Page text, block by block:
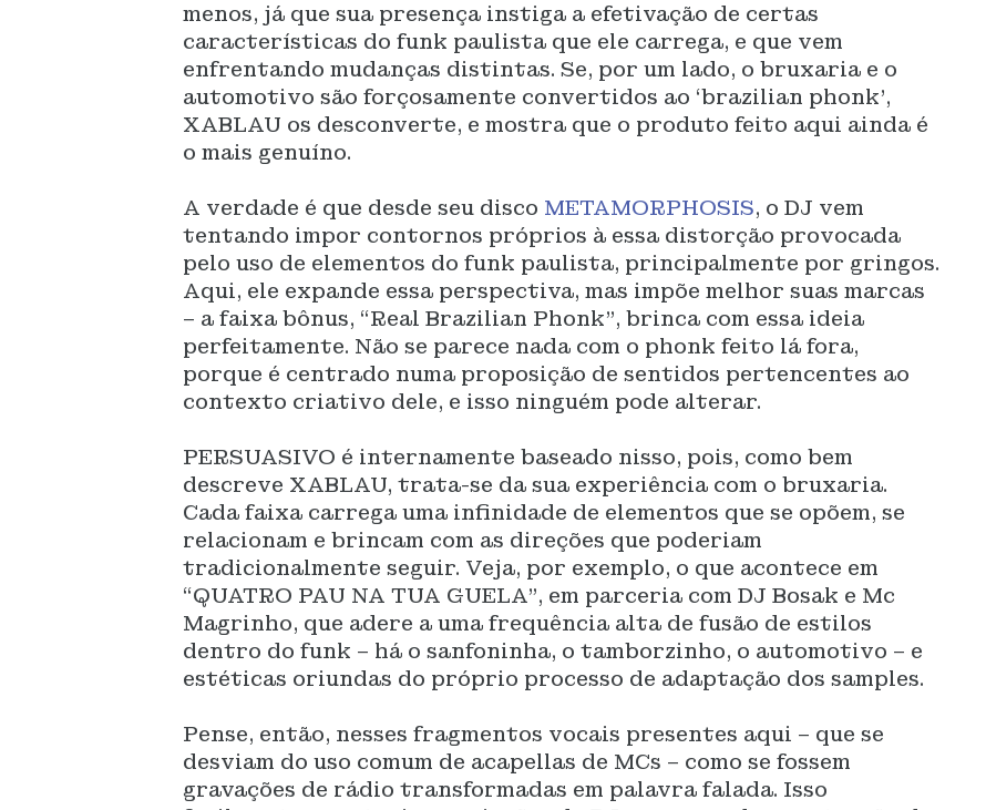
menos, já que sua presença instiga a efetivação de certas
características do funk paulista que ele carrega, e que vem
enfrentando mudanças distintas. Se, por um lado, o bruxaria e o
automotivo são forçosamente convertidos ao ‘brazilian phonk’,
XABLAU os desconverte, e mostra que o produto feito aqui ainda é
o mais genuíno.
A verdade é que desde seu disco METAMORPHOSIS, o DJ vem
tentando impor contornos próprios à essa distorção provocada
pelo uso de elementos do funk paulista, principalmente por gringos.
Aqui, ele expande essa perspectiva, mas impõe melhor suas marcas
– a faixa bônus, “Real Brazilian Phonk”, brinca com essa ideia
perfeitamente. Não se parece nada com o phonk feito lá fora,
porque é centrado numa proposição de sentidos pertencentes ao
contexto criativo dele, e isso ninguém pode alterar.
PERSUASIVO é internamente baseado nisso, pois, como bem
descreve XABLAU, trata-se da sua experiência com o bruxaria.
Cada faixa carrega uma infinidade de elementos que se opõem, se
relacionam e brincam com as direções que poderiam
tradicionalmente seguir. Veja, por exemplo, o que acontece em
“QUATRO PAU NA TUA GUELA”, em parceria com DJ Bosak e Mc
Magrinho, que adere a uma frequência alta de fusão de estilos
dentro do funk – há o sanfoninha, o tamborzinho, o automotivo – e
estéticas oriundas do próprio processo de adaptação dos samples.
Pense, então, nesses fragmentos vocais presentes aqui – que se
desviam do uso comum de acapellas de MCs – como se fossem
gravações de rádio transformadas em palavra falada. Isso